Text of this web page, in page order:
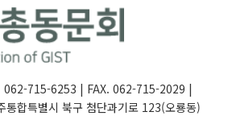
062-715-6253 | FAX. 062-715-2029 |
합특별시 북구 첨단과기로 123(오룡동)